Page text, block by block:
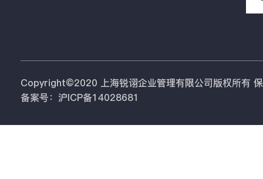
Copyright©2020 上海锐诩企业管理有限公司版权所有
备案号：沪ICP备14028681